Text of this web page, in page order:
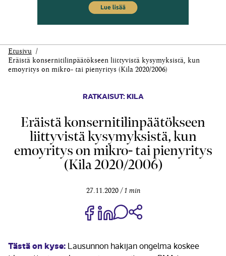
Etusivu
Eräistä konsernitilinpäätökseen liittyvistä kysymyksistä, kun
emoyritys on mikro- tai pienyritys (Kila 2020/2006)
RATKAISUT: KILA
Eräistä konsernitilinpäätökseen
liittyvistä kysymyksistä, kun
emoyritys on mikro- tai pienyritys
(Kila 2020/2006)
27.11.2020 1 min
Jaa Share on Facebook
Jaa Share on LinkedIn
Jaa WhatsApp-viestinä
Tästä on kyse: Lausunnon hakijan ongelma koskee